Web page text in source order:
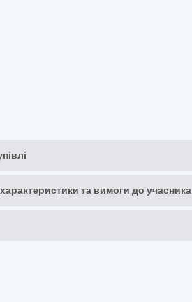
характеристики та вимоги до учасника